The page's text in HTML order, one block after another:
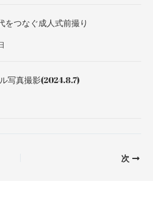
をつなぐ成人式前撮り
写真撮影(2024.8.7)
次